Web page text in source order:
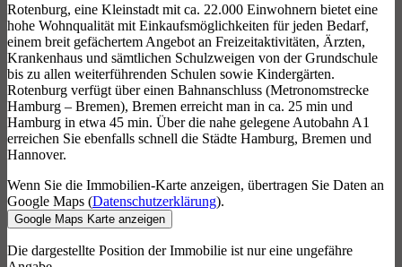
Rotenburg, eine Kleinstadt mit ca. 22.000 Einwohnern bietet eine
hohe Wohnqualität mit Einkaufsmöglichkeiten für jeden Bedarf,
einem breit gefächertem Angebot an Freizeitaktivitäten, Ärzten,
Krankenhaus und sämtlichen Schulzweigen von der Grundschule
bis zu allen weiterführenden Schulen sowie Kindergärten.
Rotenburg verfügt über einen Bahnanschluss (Metronomstrecke
Hamburg – Bremen), Bremen erreicht man in ca. 25 min und
Hamburg in etwa 45 min. Über die nahe gelegene Autobahn A1
erreichen Sie ebenfalls schnell die Städte Hamburg, Bremen und
Hannover.
Wenn Sie die Immobilien-Karte anzeigen, übertragen Sie Daten an
Google Maps (Datenschutzerklärung).
Google Maps Karte anzeigen
Die dargestellte Position der Immobilie ist nur eine ungefähre